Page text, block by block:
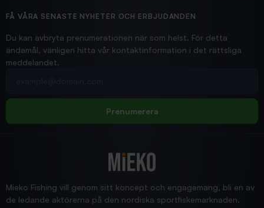
Hittade exakt vad jag behövde. Snabb och bra...
Jensa
FÅ VÅRA SENASTE NYHETER OCH ERBJUDANDEN
Du kan avbryta prenumerationen när som helst. För detta
ändamål, vänligen hitta vår kontaktinformation i det rättsliga
meddelandet.
Prenumerera
Mieko Fishing vill genom sitt koncept och engagemang, bli en av
de ledande aktörerna på den nordiska sportfiskemarknaden.